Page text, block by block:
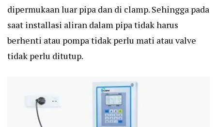
dipermukaan luar pipa dan di clamp. Sehingga pada
saat installasi aliran dalam pipa tidak harus
berhenti atau pompa tidak perlu mati atau valve
tidak perlu ditutup.